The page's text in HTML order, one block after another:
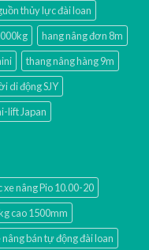
thủy lực đài loan
hang nâng đơn 8m
thang nâng hàng 9m
di động SJY
lift Japan
xe nâng Pio 10.00-20
cao 1500mm
nâng bán tự động đài loan